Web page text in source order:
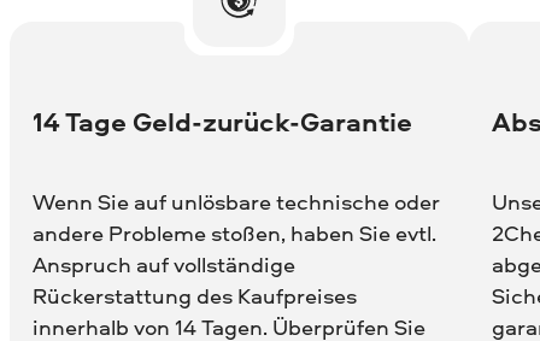
14 Tage Geld-zurück-Garantie
Wenn Sie auf unlösbare technische oder
andere Probleme stoßen, haben Sie evtl.
Anspruch auf vollständige
Rückerstattung des Kaufpreises
innerhalb von 14 Tagen. Überprüfen Sie